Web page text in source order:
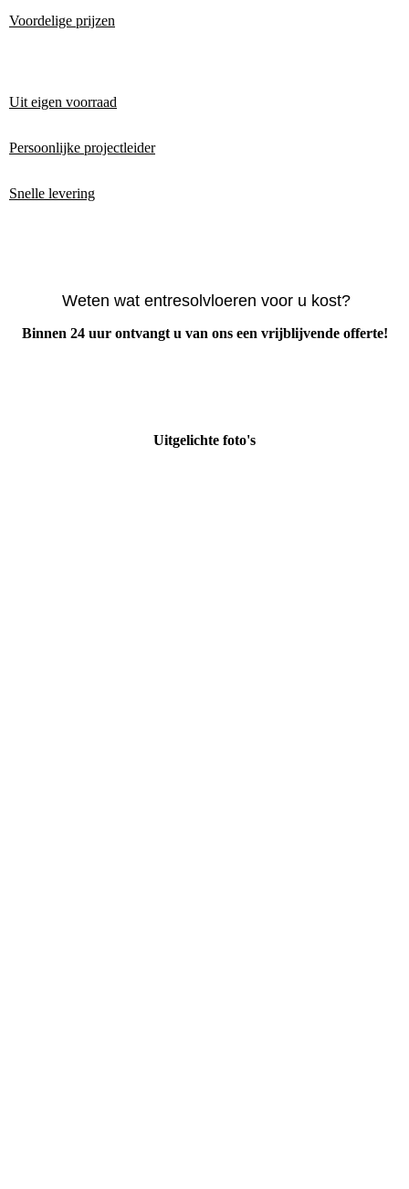
Voordelige prijzen
Uit eigen voorraad
Persoonlijke projectleider
Snelle levering
Weten wat entresolvloeren voor u kost?
Binnen 24 uur ontvangt u van ons een vrijblijvende offerte!
Uitgelichte foto's